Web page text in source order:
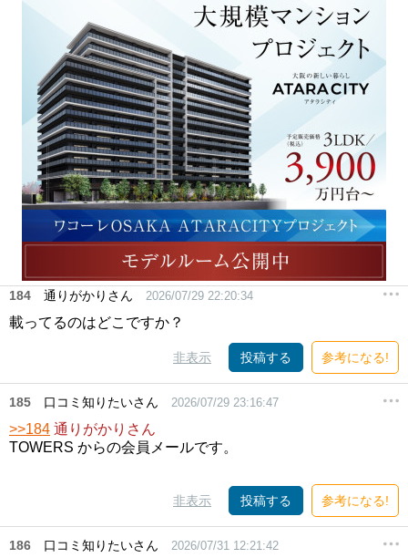
184 通りがかりさん 2026/07/29 22:20:34
載ってるのはどこですか？
非表示 投稿する 参考になる!
185 口コミ知りたいさん 2026/07/29 23:16:47
>>184 通りがかりさん
TOWERS からの会員メールです。
非表示 投稿する 参考になる!
186 口コミ知りたいさん 2026/07/31 12:21:42